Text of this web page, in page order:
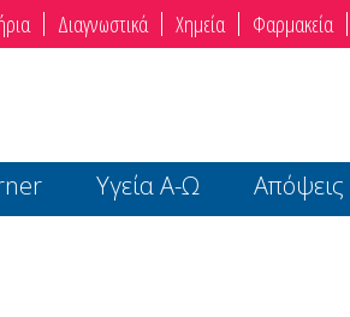
Διαγνωστικά Χημεία Φαρμακεία
Υγεία Α-Ω Απόψεις